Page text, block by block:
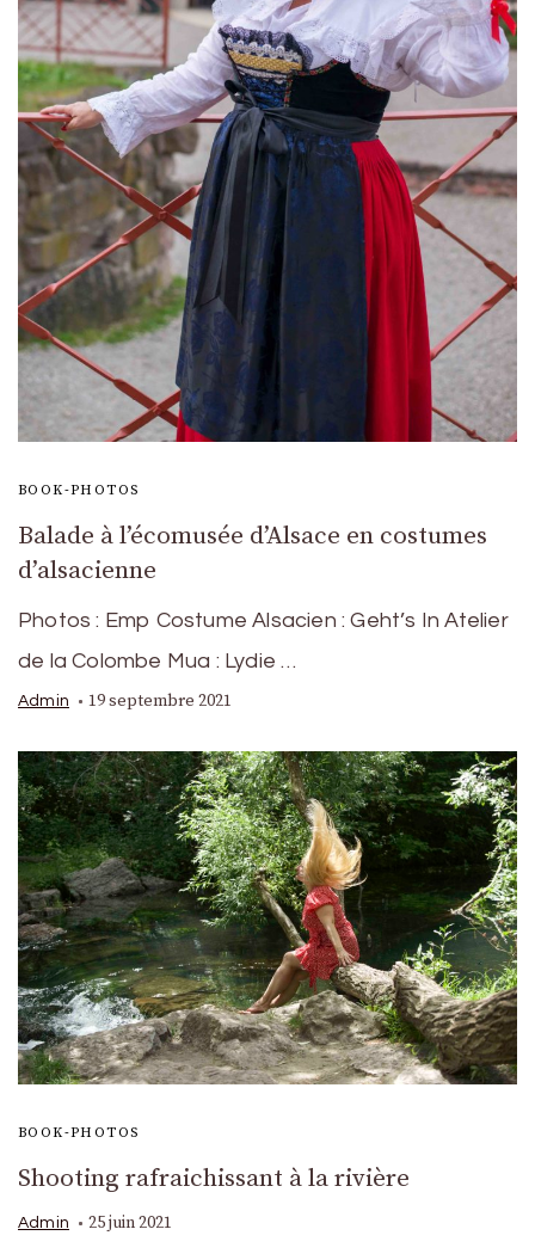
BOOK-PHOTOS
Balade à l’écomusée d’Alsace en costumes
d’alsacienne
Photos : Emp Costume Alsacien : Geht’s In Atelier
de la Colombe Mua : Lydie …
Admin 19 septembre 2021
BOOK-PHOTOS
Shooting rafraichissant à la rivière
Admin 25 juin 2021